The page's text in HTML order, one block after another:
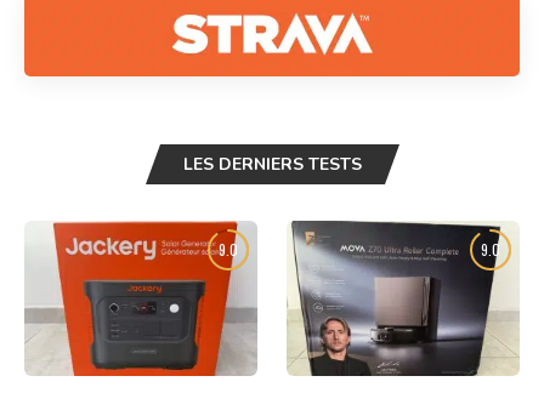
LES DERNIERS TESTS
9.0 9.0